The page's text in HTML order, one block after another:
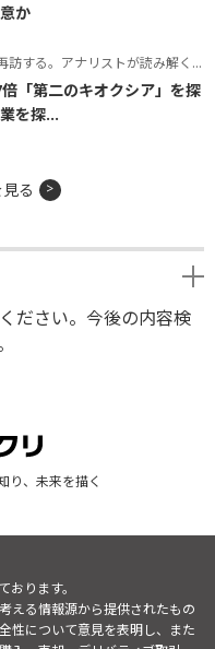
か
る。アナリストが読み解くテーマの本質
倍「第二のキオクシア」を探
を探...
る
ださい。今後の内容検
り、未来を描く
ります。
える情報源から提供されたもの
性について意見を表明し、また